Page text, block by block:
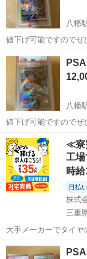
八幡
値下げ可能ですのでぜ
愛知 豊川市
八幡
値下げ可能ですのでぜ
愛知 豊川市
≪寮
工場
時
日払
株式
三重
大手メーカーでタイ
度あり！ワンルーム寮
重県伊勢市》 人気の工場のお仕事 ◇タイヤの製造◇ トラック・バ
三重 伊勢市